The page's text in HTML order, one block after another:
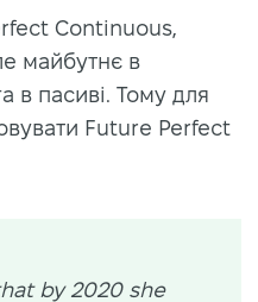
Continuous,
майбутнє в
в пасиві. Тому для
Future Perfect
by 2020 she